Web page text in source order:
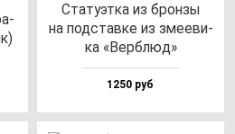
Ста­ту­эт­ка из брон­зы
на под­став­ке из зме­еви­
ка «Вер­блюд»
1250 руб